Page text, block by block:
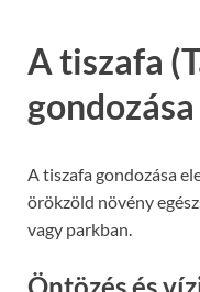
A tiszafa
gondozása
A tiszafa gondozása
örökzöld növény
vagy parkban.